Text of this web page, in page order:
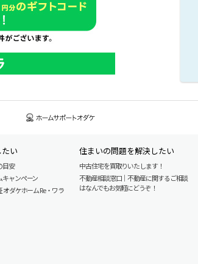
い
目安
キャンペーン
ダケホーム Re・ワラ
住まいの問題を解決したい
中古住宅を買取りいたします！
不動産相談窓口｜不動産に関するご相談
はなんでもお気軽にどうぞ！